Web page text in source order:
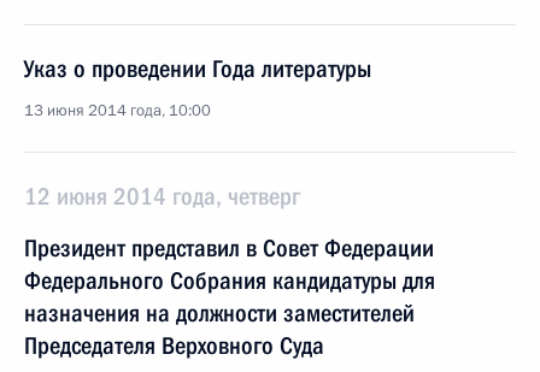
Указ о проведении Года литературы
13 июня 2014 года, 10:00
12 июня 2014 года, четверг
Президент представил в Совет Федерации
Федерального Собрания кандидатуры для
назначения на должности заместителей
Председателя Верховного Суда